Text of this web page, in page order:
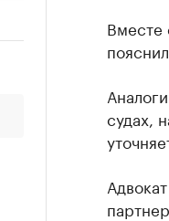
Вместе
судах,